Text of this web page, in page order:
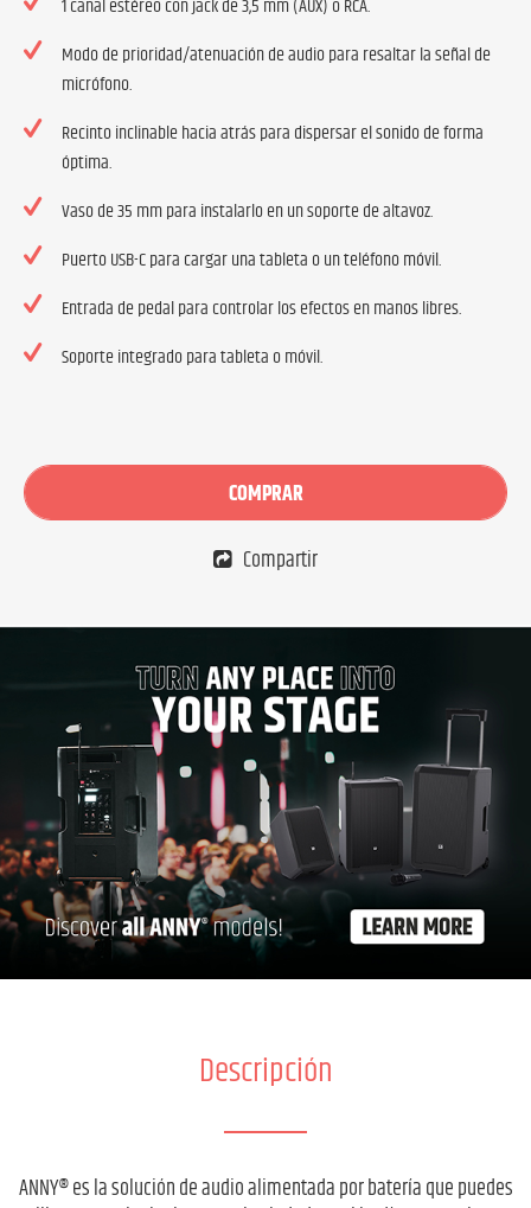
1 canal estéreo con jack de 3,5 mm (AUX) o RCA.
Modo de prioridad/atenuación de audio para resaltar la señal de
micrófono.
Recinto inclinable hacia atrás para dispersar el sonido de forma
óptima.
Vaso de 35 mm para instalarlo en un soporte de altavoz.
Puerto USB-C para cargar una tableta o un teléfono móvil.
Entrada de pedal para controlar los efectos en manos libres.
Soporte integrado para tableta o móvil.
COMPRAR
Compartir
Descripción
ANNY® es la solución de audio alimentada por batería que puedes